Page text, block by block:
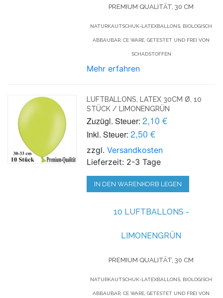
PREMIUM QUALITÄT, 30 CM
NATURKAUTSCHUK-LATEXBALLONS, BIOLOGISCH
ABBAUBAR, CE WARE, GETESTET UND FREI VON
SCHADSTOFFEN
Mehr erfahren
LUFTBALLONS, LATEX 30CM Ø, 10
STÜCK / LIMONENGRÜN
Zuzügl. Steuer: 2,10 €
Inkl. Steuer: 2,50 €
zzgl.Versandkosten
Lieferzeit: 2-3 Tage
IN DEN WARENKORB LEGEN
10 LUFTBALLONS -
LIMONENGRÜN
PREMIUM QUALITÄT, 30 CM
NATURKAUTSCHUK-LATEXBALLONS, BIOLOGISCH
ABBAUBAR, CE WARE, GETESTET UND FREI VON